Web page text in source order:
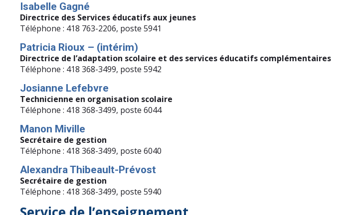
Isabelle Gagné
Directrice des Services éducatifs aux jeunes
Téléphone : 418 763-2206, poste 5941
Patricia Rioux – (intérim)
Directrice de l’adaptation scolaire et des services éducatifs complémentaires
Téléphone : 418 368-3499, poste 5942
Josianne Lefebvre
Technicienne en organisation scolaire
Téléphone : 418 368-3499, poste 6044
Manon Miville
Secrétaire de gestion
Téléphone : 418 368-3499, poste 6040
Alexandra Thibeault-Prévost
Secrétaire de gestion
Téléphone : 418 368-3499, poste 5940